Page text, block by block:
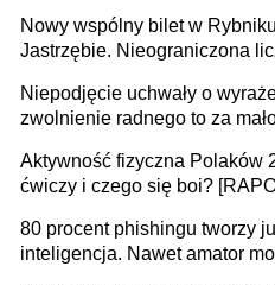
Nowy wspólny bilet w
Jastrzębie. Nieograniczona
Niepodjęcie uchwały o
zwolnienie radnego to za
rozstrzygać sprawy
Aktywność fizyczna Polaków
ćwiczy i czego się boi?
80 procent phishingu tworzy
inteligencja. Nawet amator